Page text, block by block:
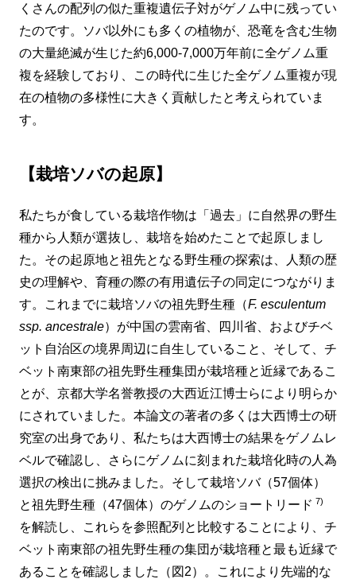
くさんの配列の似た重複遺伝子対がゲノム中に残ってい
たのです。ソバ以外にも多くの植物が、恐竜を含む生物
の大量絶滅が生じた約6,000-7,000万年前に全ゲノム重
複を経験しており、この時代に生じた全ゲノム重複が現
在の植物の多様性に大きく貢献したと考えられていま
す。
【栽培ソバの起原】
私たちが食している栽培作物は「過去」に自然界の野生
種から人類が選抜し、栽培を始めたことで起原しまし
た。その起原地と祖先となる野生種の探索は、人類の歴
史の理解や、育種の際の有用遺伝子の同定につながりま
す。これまでに栽培ソバの祖先野生種（F. esculentum
ssp. ancestrale）が中国の雲南省、四川省、およびチベ
ット自治区の境界周辺に自生していること、そして、チ
ベット南東部の祖先野生種集団が栽培種と近縁であるこ
とが、京都大学名誉教授の大西近江博士らにより明らか
にされていました。本論文の著者の多くは大西博士の研
究室の出身であり、私たちは大西博士の結果をゲノムレ
ベルで確認し、さらにゲノムに刻まれた栽培化時の人為
選択の検出に挑みました。そして栽培ソバ（57個体）
と祖先野生種（47個体）のゲノムのショートリード 7)
を解読し、これらを参照配列と比較することにより、チ
ベット南東部の祖先野生種の集団が栽培種と最も近縁で
あることを確認しました（図2）。これにより先端的な